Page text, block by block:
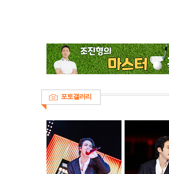
포토갤러리